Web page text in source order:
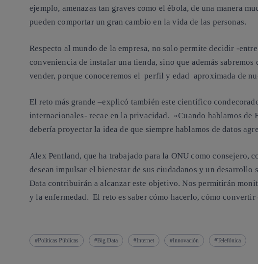
ejemplo, amenazas tan graves como el ébola, de una manera
pueden comportar un gran cambio en la vida de las personas.
Respecto al mundo de la empresa, no solo permite decidir -
conveniencia de instalar una tienda, sino que además
vender, porque conoceremos el perfil y edad aproximada de
El reto más grande –explicó también este científico
internacionales- recae en la privacidad. «Cuando hablamos
debería proyectar la idea de que siempre hablamos de datos
Alex Pentland, que ha trabajado para la ONU como consejero,
desean impulsar el bienestar de sus ciudadanos y un
Data contribuirán a alcanzar este objetivo. Nos permitirán
y la enfermedad. El reto es saber cómo hacerlo, cómo
Políticas Públicas Big Data Internet Innovación Telefónica